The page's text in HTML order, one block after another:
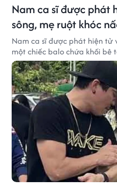
Nam ca sĩ được phát
sông, mẹ ruột khóc
Nam ca sĩ được phát hiện tử
một chiếc balo chứa khối bê